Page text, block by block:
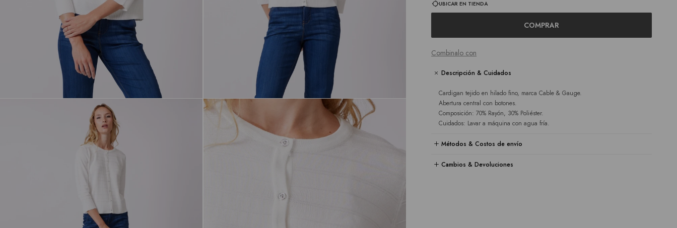
UBICAR EN TIENDA
COMPRAR
Combinalo con
Descripción & Cuidados
Cardigan tejido en hilado fino, marca Cable & Gauge.
Abertura central con botones.
Composición: 70% Rayón, 30% Poliéster.
Cuidados: Lavar a máquina con agua fría.
Métodos & Costos de envío
Cambios & Devoluciones